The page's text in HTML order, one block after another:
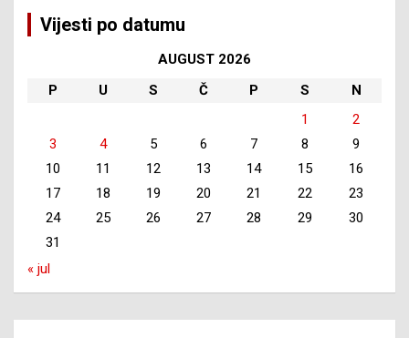
Vijesti po datumu
AUGUST 2026
P
U S Č P S
N
1
2
3
4 5 6 7 8
9
10
11 12 13 14 15
16
17
18 19 20 21 22
23
24
25 26 27 28 29
30
31
« jul